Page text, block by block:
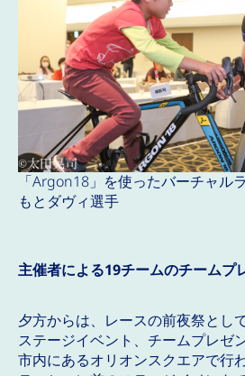
「Argon18」を使ったバーチャル
もとダヴィ選手
主催者による19チームのチームプ
夕方からは、レースの前夜祭とし
ステージイベント、チームプレゼ
市内にあるオリオンスクエアで行